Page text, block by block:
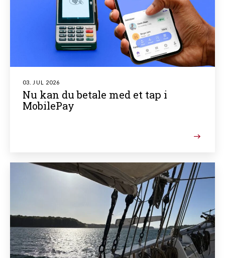
03. JUL 2026
Nu kan du betale med et tap i
MobilePay